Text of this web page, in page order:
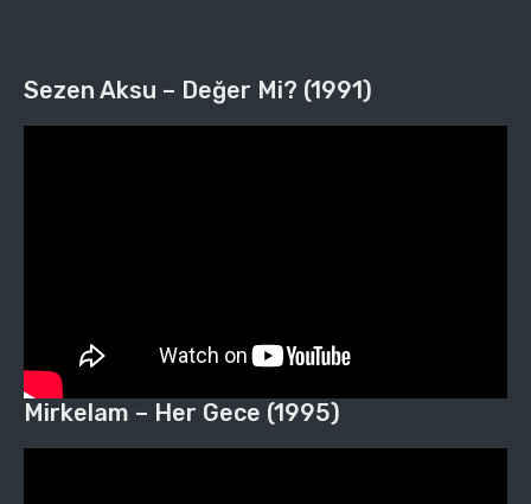
Sezen Aksu – Değer Mi? (1991)
Mirkelam – Her Gece (1995)